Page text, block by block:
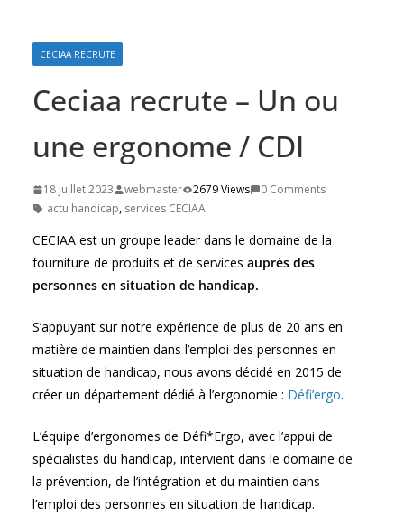
CECIAA RECRUTE
Ceciaa recrute – Un ou
une ergonome / CDI
18 juillet 2023 webmaster 2679 Views
0 Comments
actu handicap, services CECIAA
CECIAA est un groupe leader dans le domaine de la
fourniture de produits et de services auprès des
personnes en situation de handicap.
S’appuyant sur notre expérience de plus de 20 ans en
matière de maintien dans l’emploi des personnes en
situation de handicap, nous avons décidé en 2015 de
créer un département dédié à l’ergonomie : Défi’ergo.
L’équipe d’ergonomes de Défi*Ergo, avec l’appui de
spécialistes du handicap, intervient dans le domaine de
la prévention, de l’intégration et du maintien dans
l’emploi des personnes en situation de handicap.